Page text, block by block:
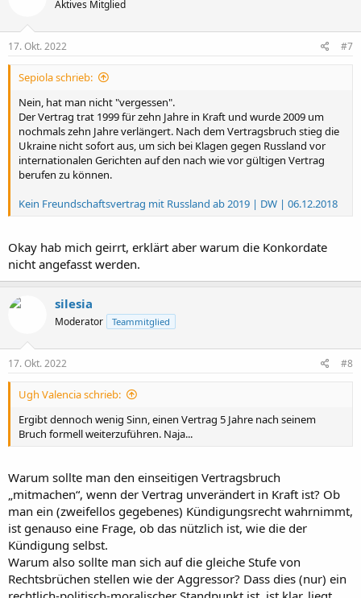
n
e
Aktives Mitglied
17. Okt. 2022 #7
Sepiola schrieb:
Nein, hat man nicht "vergessen".
Der Vertrag trat 1999 für zehn Jahre in Kraft und wurde 2009 um
nochmals zehn Jahre verlängert. Nach dem Vertragsbruch stieg die
Ukraine nicht sofort aus, um sich bei Klagen gegen Russland vor
internationalen Gerichten auf den nach wie vor gültigen Vertrag
berufen zu können.
Kein Freundschaftsvertrag mit Russland ab 2019 | DW | 06.12.2018
Okay hab mich geirrt, erklärt aber warum die Konkordate
nicht angefasst werden.
silesia
Moderator Teammitglied
17. Okt. 2022 #8
Ugh Valencia schrieb:
Ergibt dennoch wenig Sinn, einen Vertrag 5 Jahre nach seinem
Bruch formell weiterzuführen. Naja...
Warum sollte man den einseitigen Vertragsbruch
„mitmachen“, wenn der Vertrag unverändert in Kraft ist? Ob
man ein (zweifellos gegebenes) Kündigungsrecht wahrnimmt,
ist genauso eine Frage, ob das nützlich ist, wie die der
Kündigung selbst.
Warum also sollte man sich auf die gleiche Stufe von
Rechtsbrüchen stellen wie der Aggressor? Dass dies (nur) ein